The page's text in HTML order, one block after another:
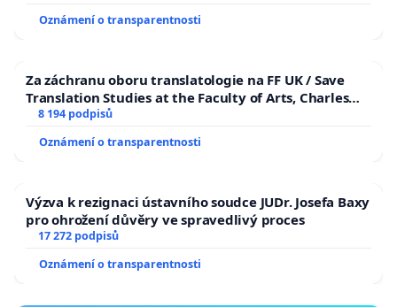
Oznámení o transparentnosti
Za záchranu oboru translatologie na FF UK / Save
Translation Studies at the Faculty of Arts, Charles
University
8 194 podpisů
Oznámení o transparentnosti
Výzva k rezignaci ústavního soudce JUDr. Josefa Baxy
pro ohrožení důvěry ve spravedlivý proces
17 272 podpisů
Oznámení o transparentnosti